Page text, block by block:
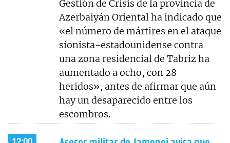
Gestión de Crisis de la provincia de
Azerbaiyán Oriental ha indicado que
«el número de mártires en el ataque
sionista-estadounidense contra
una zona residencial de Tabriz ha
aumentado a ocho, con 28
heridos», antes de afirmar que aún
hay un desaparecido entre los
escombros.